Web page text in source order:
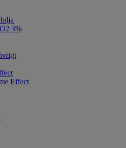
3%
Effect